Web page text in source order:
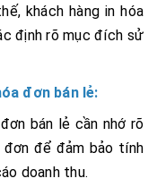
khách hàng in hóa
định rõ mục đích sử
đơn bán lẻ:
bán lẻ cần nhớ rõ
để đảm bảo tính
doanh thu.